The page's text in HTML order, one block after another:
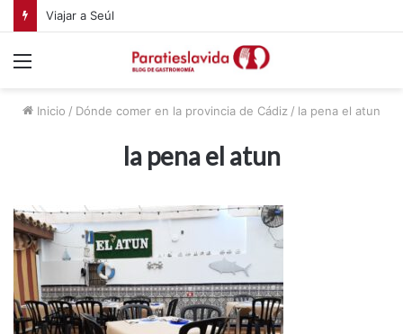
Viajar a Seúl
Inicio / Dónde comer en la provincia de Cádiz / la pena el atun
la pena el atun